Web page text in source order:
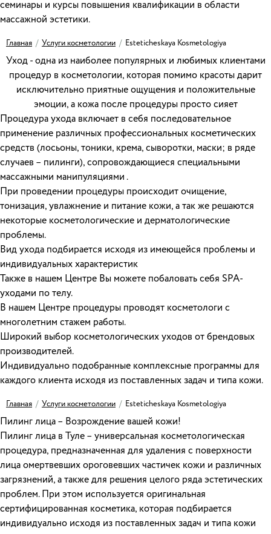
семинары и курсы повышения квалификации в области
массажной эстетики.
Главная / Услуги косметологии / Esteticheskaya Kosmetologiya
Уход - одна из наиболее популярных и любимых клиентами
процедур в косметологии, которая помимо красоты дарит
исключительно приятные ощущения и положительные
эмоции, а кожа после процедуры просто сияет
Процедура ухода включает в себя последовательное
применение различных профессиональных косметических
средств (лосьоны, тоники, крема, сыворотки, маски; в ряде
случаев – пилинги), сопровождающиеся специальными
массажными манипуляциями .
При проведении процедуры происходит очищение,
тонизация, увлажнение и питание кожи, а так же решаются
некоторые косметологические и дерматологические
проблемы.
Вид ухода подбирается исходя из имеющейся проблемы и
индивидуальных характеристик
Также в нашем Центре Вы можете побаловать себя SPA-
уходами по телу.
В нашем Центре процедуры проводят косметологи с
многолетним стажем работы.
Широкий выбор косметологических уходов от брендовых
производителей.
Индивидуально подобранные комплексные программы для
каждого клиента исходя из поставленных задач и типа кожи.
Главная / Услуги косметологии / Esteticheskaya Kosmetologiya
Пилинг лица – Возрождение вашей кожи!
Пилинг лица в Туле – универсальная косметологическая
процедура, предназначенная для удаления с поверхности
лица омертвевших ороговевших частичек кожи и различных
загрязнений, а также для решения целого ряда эстетических
проблем. При этом используется оригинальная
сертифицированная косметика, которая подбирается
индивидуально исходя из поставленных задач и типа кожи